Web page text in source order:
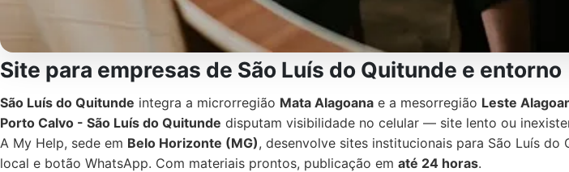
Site para empresas de São Luís do Quitunde e entorno
São Luís do Quitunde integra a microrregião Mata Alagoana e a mesorregião Leste
Porto Calvo - São Luís do Quitunde disputam visibilidade no celular — site lento ou
A My Help, sede em Belo Horizonte (MG), desenvolve sites institucionais para São Luís
local e botão WhatsApp. Com materiais prontos, publicação em até 24 horas.